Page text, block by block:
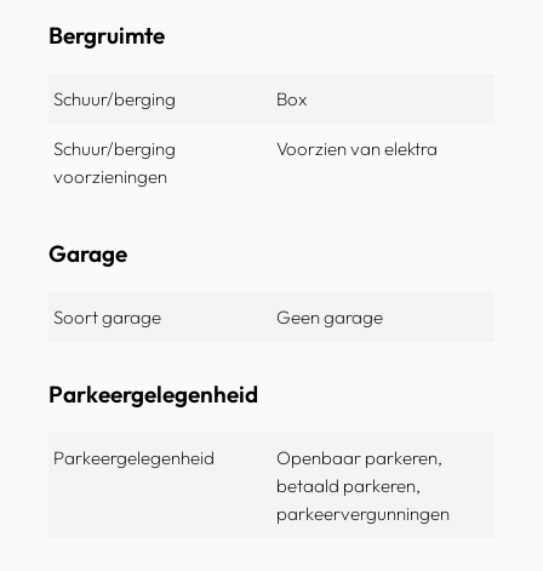
Bergruimte
Schuur/berging Box
Schuur/berging
voorzieningen
Voorzien van elektra
Garage
Soort garage Geen garage
Parkeergelegenheid
Parkeergelegenheid
Openbaar parkeren,
betaald parkeren,
parkeervergunningen